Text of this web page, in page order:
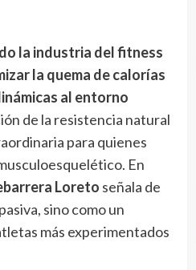
la industria del fitness
la quema de calorías
al entorno
de la resistencia natural
para quienes
En
Loreto señala de
sino como un
más experimentados